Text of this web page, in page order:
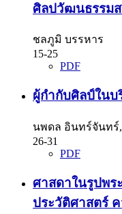
ศิลปวัฒนธรรม
ชลภูมิ บรรหาร
15-25
PDF
ผู้กำกับศิลป์ในบ
นพดล อินทร์จันท
26-31
PDF
ศาสดาในรูปพ
ประวัติศาสตร์